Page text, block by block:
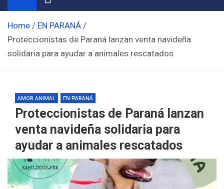
Home
EN PARANÁ
Proteccionistas de Paraná lanzan venta navideña
solidaria para ayudar a animales rescatados
AMOR ANIMAL EN PARANÁ
Proteccionistas de Paraná lanzan
venta navideña solidaria para
ayudar a animales rescatados